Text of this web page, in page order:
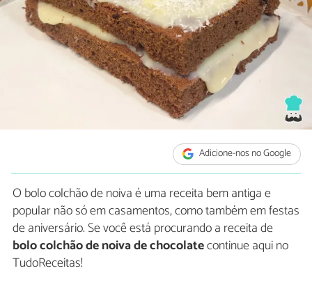
Adicione-nos no Google
O bolo colchão de noiva é uma receita bem antiga e
popular não só em casamentos, como também em festas
de aniversário. Se você está procurando a receita de
bolo colchão de noiva de chocolatecontinue aqui no
TudoReceitas!